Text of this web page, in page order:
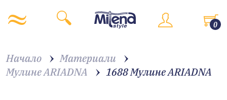
0
Начало
Материали
Мулине ARIADNA
1688 Мулине ARIADNA